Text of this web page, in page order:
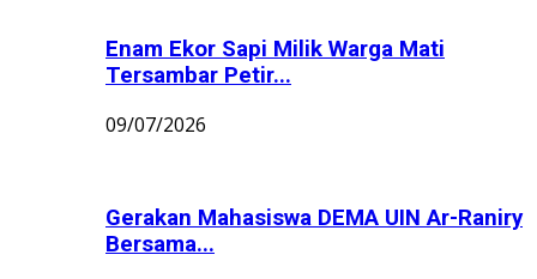
Enam Ekor Sapi Milik Warga Mati
Tersambar Petir...
09/07/2026
Gerakan Mahasiswa DEMA UIN Ar-Raniry
Bersama...